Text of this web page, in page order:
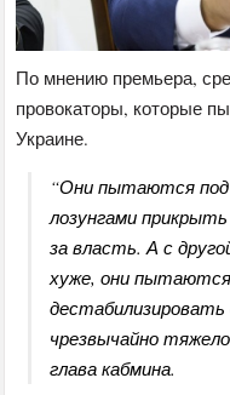
По мнению премьера,
провокаторы, которые
Украине.
“Они пытаются
лозунгами
за власть. А с
хуже, они
чрезвычайно
глава кабмина.